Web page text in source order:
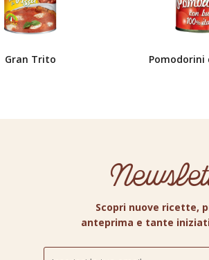
Gran Trito Pomodorini
Scopri nuove ricette,
anteprima e tante